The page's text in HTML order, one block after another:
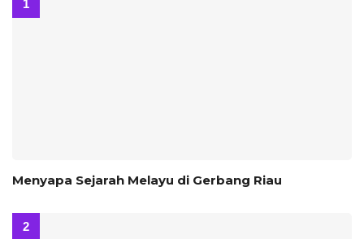
Menyapa Sejarah Melayu di Gerbang Riau